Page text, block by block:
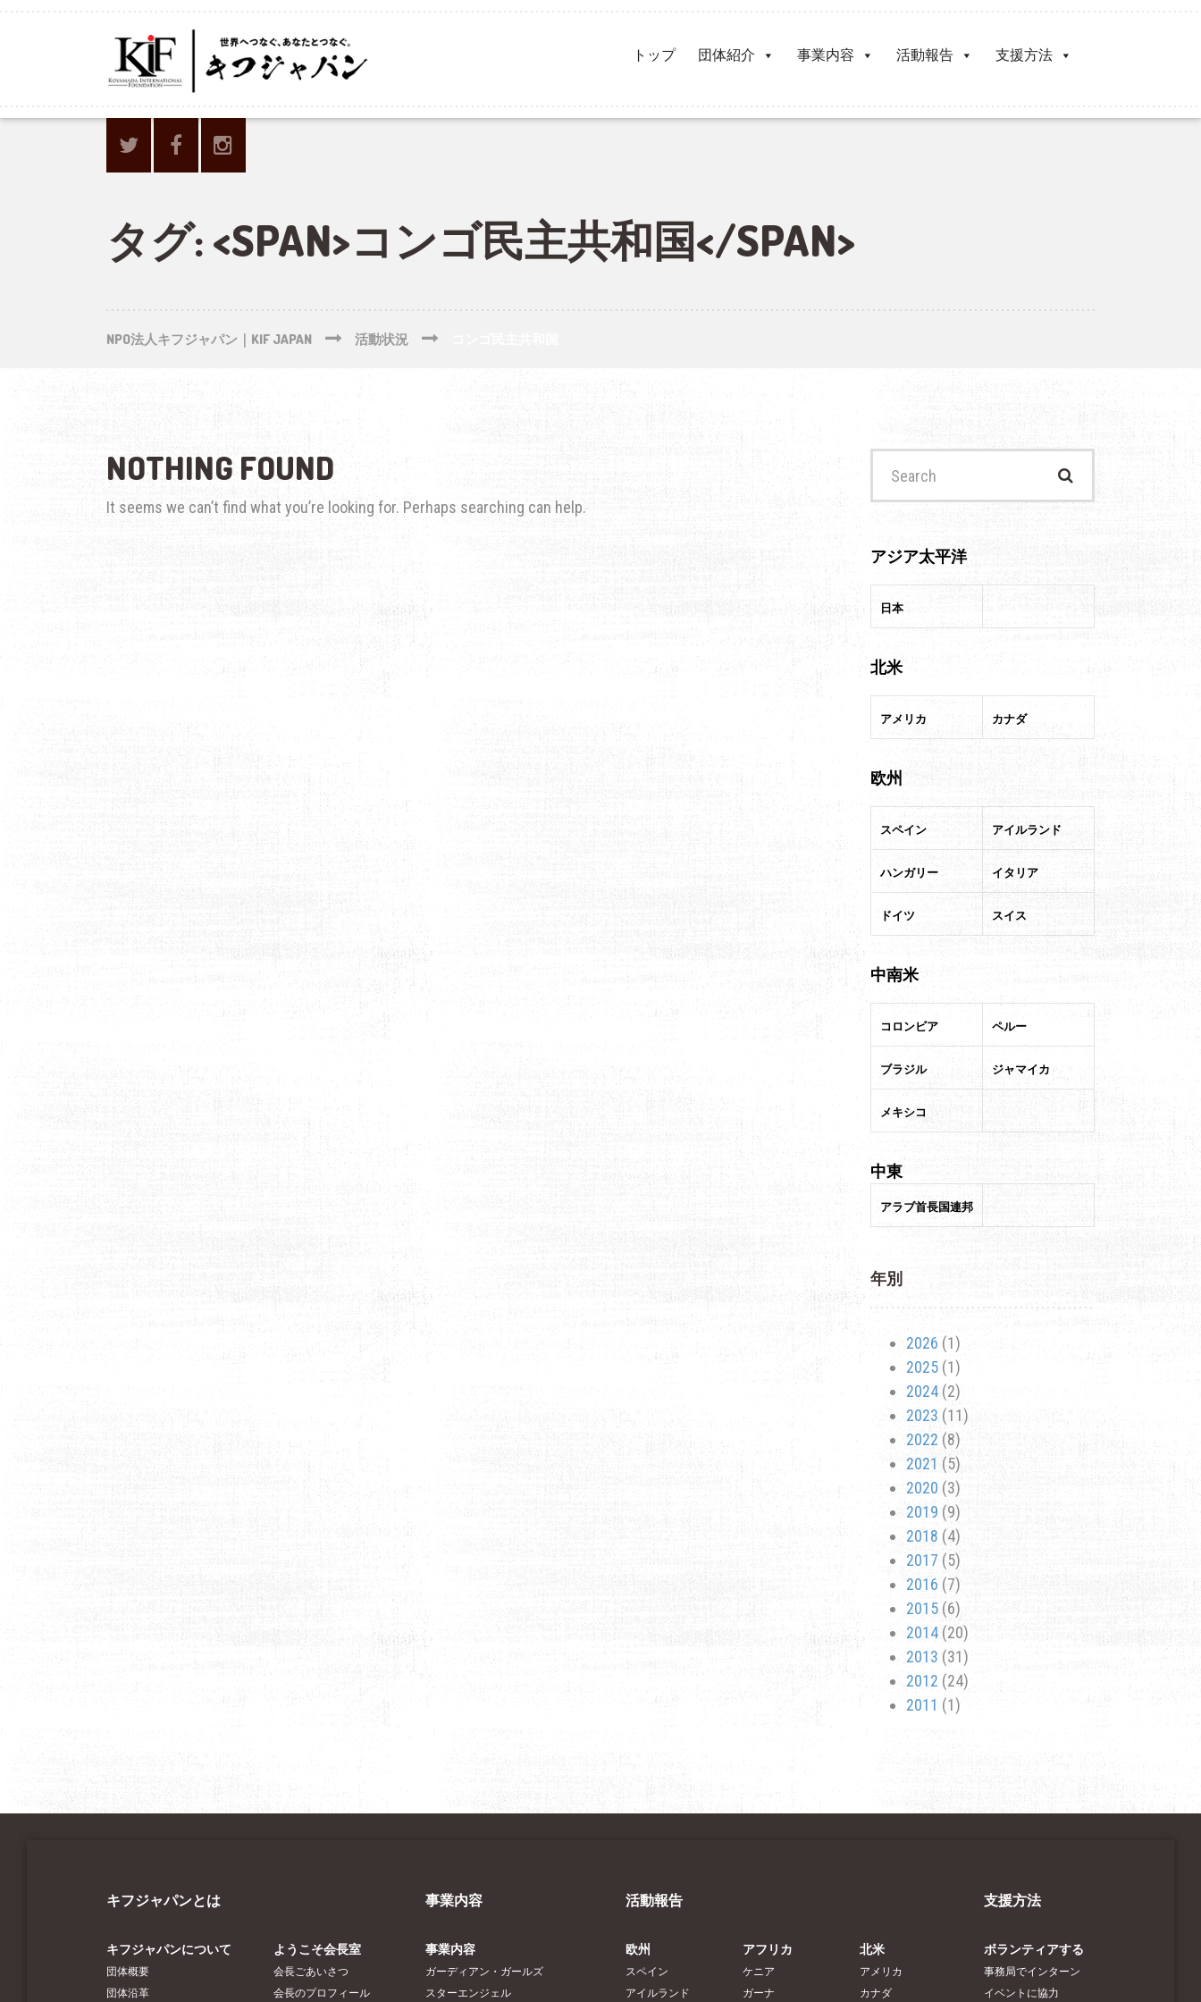
トップ 団体紹介 事業内容 活動報告 支援方法
タグ: <SPAN>コンゴ民主共和国</SPAN>
NPO法人キフジャパン｜KIF JAPAN 活動状況
NOTHING FOUND
It seems we can’t find what you’re looking for. Perhaps searching can help.
アジア太平洋
日本
北米
アメリカ カナダ
欧州
スペイン アイルランド
ハンガリー イタリア
ドイツ スイス
中南米
コロンビア ペルー
ブラジル ジャマイカ
メキシコ
中東
アラブ首長国連邦
年別
2026 (1)
2025(1)
2024(2)
2023 (11)
2022 (8)
2021 (5)
2020 (3)
2019 (9)
2018 (4)
2017 (5)
2016 (7)
2015(6)
2014(20)
2013 (31)
2012 (24)
2011 (1)
キフジャパンとは
キフジャパンについて
団体概要
団体沿革
ようこそ会長室
会長ごあいさつ
会長のプロフィール
事業内容
事業内容
ガーディアン・ガールズ
スターエンジェル
活動報告
欧州
スペイン
アイルランド
アフリカ
ケニア
ガーナ
北米
アメリカ
カナダ
支援方法
ボランティアする
事務局でインターン
イベントに協力